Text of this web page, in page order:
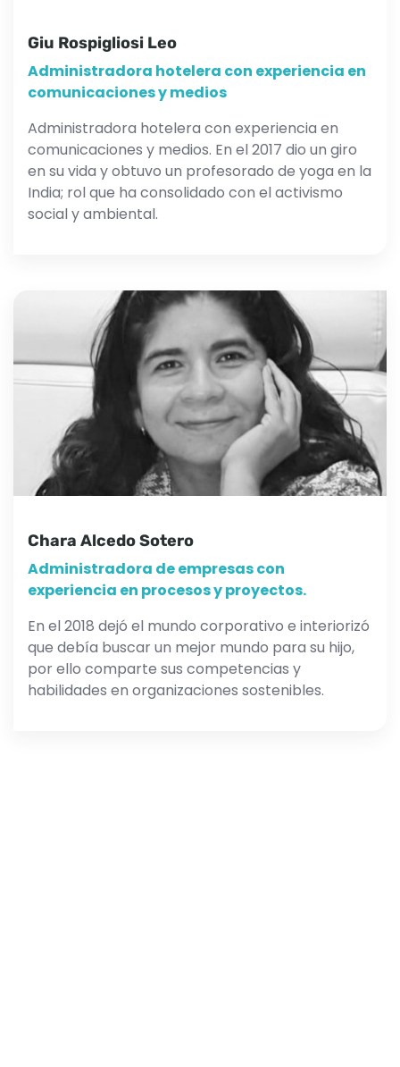
Giu Rospigliosi Leo
Administradora hotelera con experiencia en
comunicaciones y medios
Administradora hotelera con experiencia en
comunicaciones y medios. En el 2017 dio un giro
en su vida y obtuvo un profesorado de yoga en la
India; rol que ha consolidado con el activismo
social y ambiental.
Chara Alcedo Sotero
Administradora de empresas con
experiencia en procesos y proyectos.
En el 2018 dejó el mundo corporativo e interiorizó
que debía buscar un mejor mundo para su hijo,
por ello comparte sus competencias y
habilidades en organizaciones sostenibles.